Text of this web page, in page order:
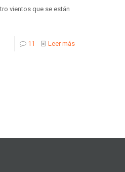
vientos que se están
11 Leer más